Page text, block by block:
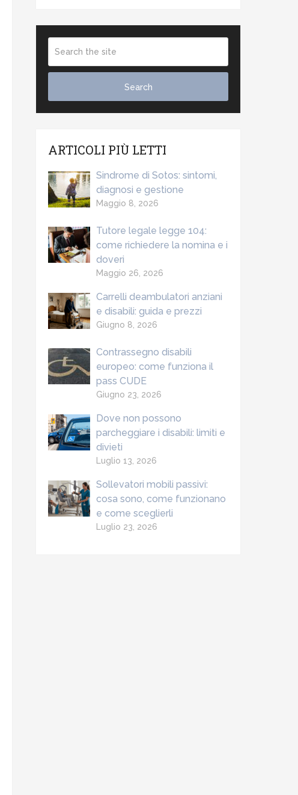
ARTICOLI PIÙ LETTI
Sindrome di Sotos: sintomi,
diagnosi e gestione
Maggio 8, 2026
Tutore legale legge 104:
come richiedere la nomina e i
doveri
Maggio 26, 2026
Carrelli deambulatori anziani
e disabili: guida e prezzi
Giugno 8, 2026
Contrassegno disabili
europeo: come funziona il
pass CUDE
Giugno 23, 2026
Dove non possono
parcheggiare i disabili: limiti e
divieti
Luglio 13, 2026
Sollevatori mobili passivi:
cosa sono, come funzionano
e come sceglierli
Luglio 23, 2026